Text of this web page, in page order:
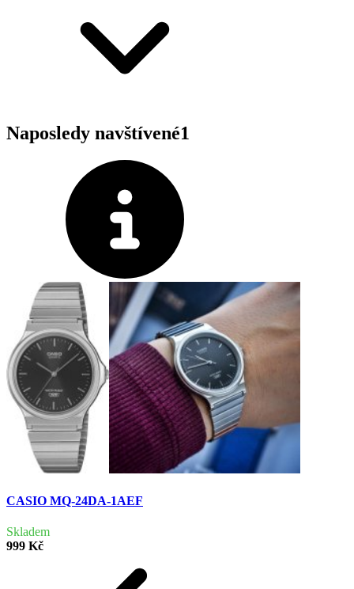
Naposledy navštívené1
CASIO MQ-24DA-1AEF
Skladem
999 Kč